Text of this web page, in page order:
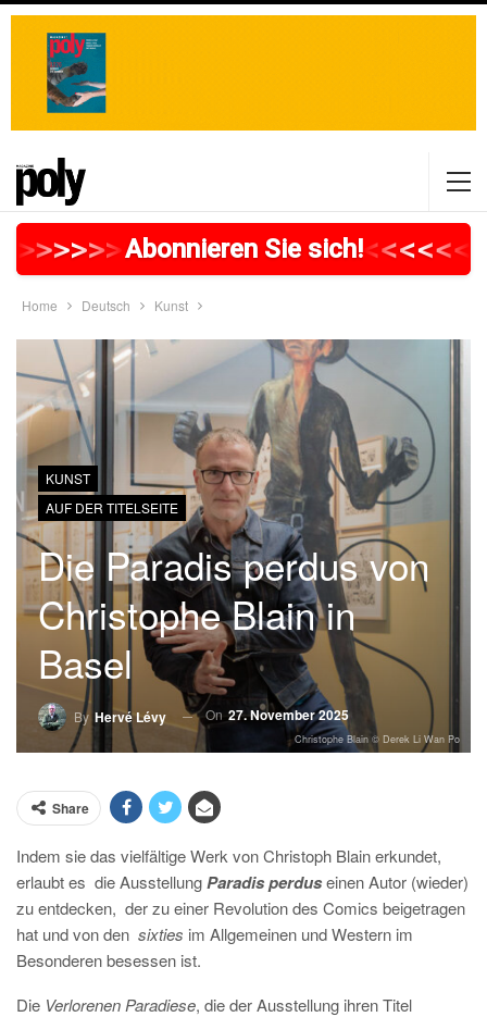
>>>>>>>>>>>>>>>>>
Abonnieren Sie sich!<<<<<<<
Home Deutsch Kunst
KUNST
AUF DER TITELSEITE
Die Paradis perdus von
Christophe Blain in
Basel
By Hervé Lévy On 27. November 2025
Christophe Blain © Derek Li Wan Po
Share
Indem sie das vielfältige Werk von Christoph Blain erkundet,
erlaubt es die AusstellungParadis perduseinen Autor (wieder)
zu entdecken, der zu einer Revolution des Comics beigetragen
hat und von den sixties im Allgemeinen und Western im
Besonderen besessen ist.
Die Verlorenen Paradiese, die der Ausstellung ihren Titel